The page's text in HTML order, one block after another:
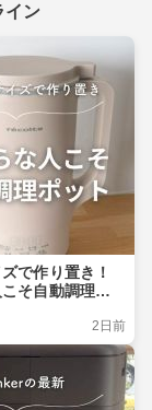
イン
で作り置き！
そ自動調理ポ
2日前